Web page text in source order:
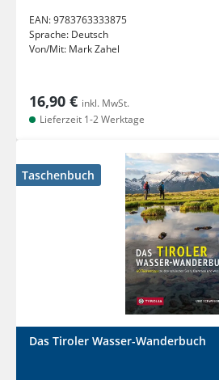
EAN:9783763333875
Sprache: Deutsch
Von/Mit: Mark Zahel
16,90 € inkl. MwSt.
Lieferzeit 1-2 Werktage
Taschenbuch
Das Tiroler Wasser-Wanderbuch